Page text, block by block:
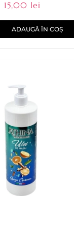
15,00 lei
ADAUGĂ ÎN COȘ